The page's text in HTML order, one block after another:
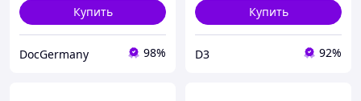
Купить
DocGermany 98%
Купить
D3 92%